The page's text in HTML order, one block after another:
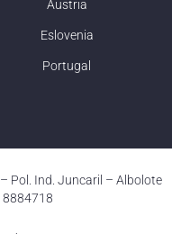
Austria
Eslovenia
Portugal
Pol. Ind. Juncaril – Albolote